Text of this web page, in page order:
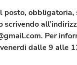
posto, obbligatoria,
Per
dalle 9 alle